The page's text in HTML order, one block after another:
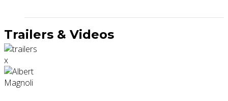
Trailers & Videos
x